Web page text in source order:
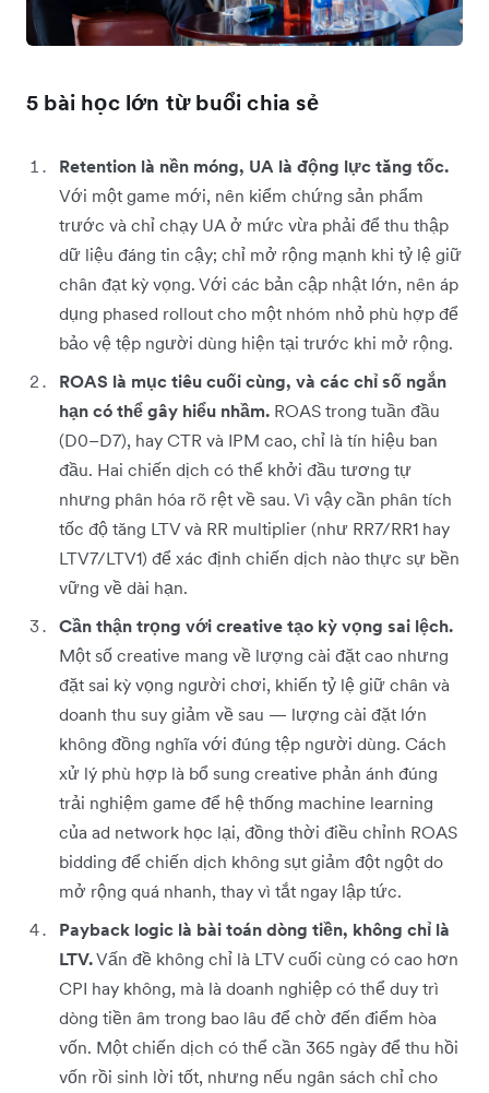
5 bài học lớn từ buổi chia sẻ
Retention là nền móng, UA là động lực tăng tốc.
Với một game mới, nên kiểm chứng sản phẩm
trước và chỉ chạy UA ở mức vừa phải để thu thập
dữ liệu đáng tin cậy; chỉ mở rộng mạnh khi tỷ lệ giữ
chân đạt kỳ vọng. Với các bản cập nhật lớn, nên áp
dụng phased rollout cho một nhóm nhỏ phù hợp để
bảo vệ tệp người dùng hiện tại trước khi mở rộng.
ROAS là mục tiêu cuối cùng, và các chỉ số ngắn
hạn có thể gây hiểu nhầm. ROAS trong tuần đầu
(D0–D7), hay CTR và IPM cao, chỉ là tín hiệu ban
đầu. Hai chiến dịch có thể khởi đầu tương tự
nhưng phân hóa rõ rệt về sau. Vì vậy cần phân tích
tốc độ tăng LTV và RR multiplier (như RR7/RR1 hay
LTV7/LTV1) để xác định chiến dịch nào thực sự bền
vững về dài hạn.
Cần thận trọng với creative tạo kỳ vọng sai lệch.
Một số creative mang về lượng cài đặt cao nhưng
đặt sai kỳ vọng người chơi, khiến tỷ lệ giữ chân và
doanh thu suy giảm về sau — lượng cài đặt lớn
không đồng nghĩa với đúng tệp người dùng. Cách
xử lý phù hợp là bổ sung creative phản ánh đúng
trải nghiệm game để hệ thống machine learning
của ad network học lại, đồng thời điều chỉnh ROAS
bidding để chiến dịch không sụt giảm đột ngột do
mở rộng quá nhanh, thay vì tắt ngay lập tức.
Payback logic là bài toán dòng tiền, không chỉ là
LTV.Vấn đề không chỉ là LTV cuối cùng có cao hơn
CPI hay không, mà là doanh nghiệp có thể duy trì
dòng tiền âm trong bao lâu để chờ đến điểm hòa
vốn. Một chiến dịch có thể cần 365 ngày để thu hồi
vốn rồi sinh lời tốt, nhưng nếu ngân sách chỉ cho